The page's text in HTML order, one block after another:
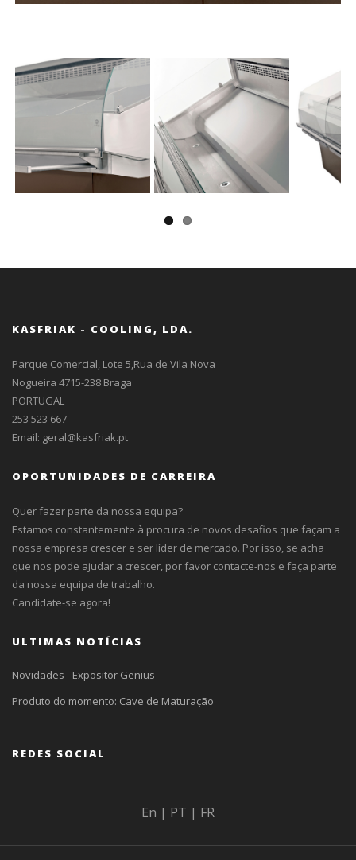
Next
KASFRIAK - COOLING, LDA.
Parque Comercial, Lote 5,Rua de Vila Nova
Nogueira 4715-238 Braga
PORTUGAL
253 523 667
Email: geral@kasfriak.pt
OPORTUNIDADES DE CARREIRA
Quer fazer parte da nossa equipa?
Estamos constantemente à procura de novos desafios que façam a
nossa empresa crescer e ser líder de mercado. Por isso, se acha
que nos pode ajudar a crescer, por favor contacte-nos e faça parte
da nossa equipa de trabalho.
Candidate-se agora!
ULTIMAS NOTÍCIAS
Novidades - Expositor Genius
Produto do momento: Cave de Maturação
REDES SOCIAL
En | PT | FR